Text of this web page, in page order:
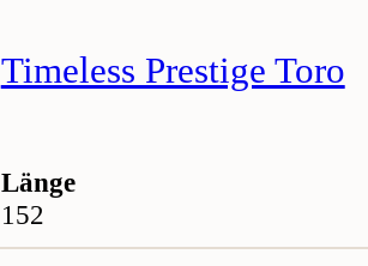
Timeless Prestige Toro
Länge
152